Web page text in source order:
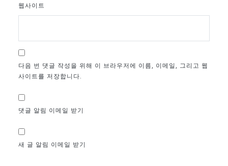
웹사이트
다음 번 댓글 작성을 위해 이 브라우저에 이름, 이메일, 그리고 웹
사이트를 저장합니다.
댓글 알림 이메일 받기
새 글 알림 이메일 받기